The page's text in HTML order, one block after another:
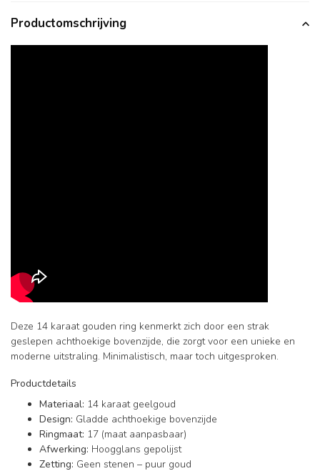
Productomschrijving
Deze 14 karaat gouden ring kenmerkt zich door een strak
geslepen achthoekige bovenzijde, die zorgt voor een unieke en
moderne uitstraling. Minimalistisch, maar toch uitgesproken.
Productdetails
Materiaal: 14 karaat geelgoud
Design: Gladde achthoekige bovenzijde
Ringmaat: 17 (maat aanpasbaar)
Afwerking: Hoogglans gepolijst
Zetting: Geen stenen – puur goud